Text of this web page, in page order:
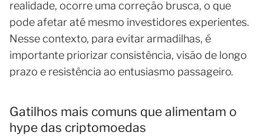
realidade, ocorre uma correção brusca, o que
pode afetar até mesmo investidores experientes.
Nesse contexto, para evitar armadilhas, é
importante priorizar consistência, visão de longo
prazo e resistência ao entusiasmo passageiro.
Gatilhos mais comuns que alimentam o
hype das criptomoedas